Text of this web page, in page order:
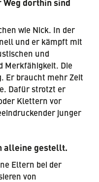
dorthin sind
wie Nick. In der
und er kämpft mit
und
Merkfähigkeit. Die
Er braucht mehr Zeit
Dafür strotzt er
Klettern vor
junger
alleine gestellt.
Eltern bei der
von